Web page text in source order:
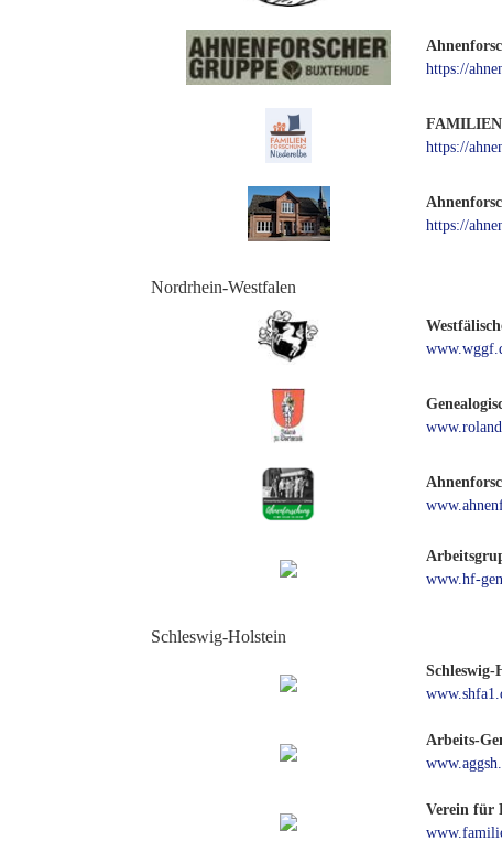
https://
https://
https://
Nordrhein-Westfalen
www.hf-
Schleswig-Holstein
Arbeits-
Verein für